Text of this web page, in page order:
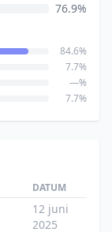
76.9%
84.6%
7.7%
—%
7.7%
DATUM
12 juni
2025